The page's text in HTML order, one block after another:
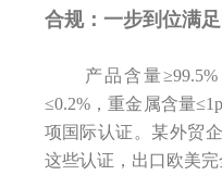
合规：一步到位满
产品含量≥99.5%
≤0.2%，重金属含量
项国际认证。某外贸
这些认证，出口欧美